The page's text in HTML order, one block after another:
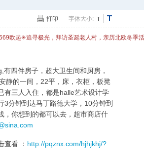
打印 字体大小:
欧起✳追寻极光，拜访圣诞老人村，亲历北欧冬季
四件房子，超大卫生间和厨房，
静的一间，22平，床，衣柜，板凳
有三人入住，都是halle艺术设计学
3分钟到达马丁路德大学，10分钟到
，你想到的都可以去，超市商店什
查看 ： http://pqznx.com/hjhjkhj/?